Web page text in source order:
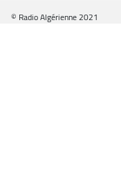
© Radio Algérienne 2021